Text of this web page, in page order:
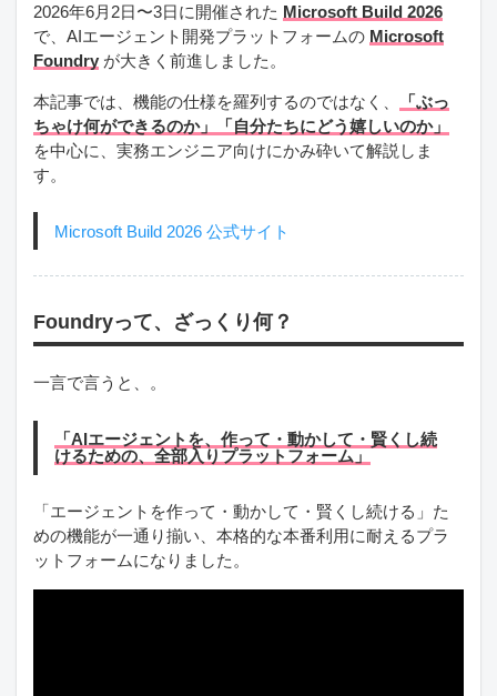
2026年6月2日〜3日に開催された Microsoft Build 2026
で、AIエージェント開発プラットフォームの Microsoft
Foundry が大きく前進しました。
本記事では、機能の仕様を羅列するのではなく、
「ぶっ
ちゃけ何ができるのか」「自分たちにどう嬉しいのか」
を中心に、実務エンジニア向けにかみ砕いて解説しま
す。
Microsoft Build 2026 公式サイト
Foundryって、ざっくり何？
一言で言うと、。
「AIエージェントを、作って・動かして・賢くし続
けるための、全部入りプラットフォーム」
「エージェントを作って・動かして・賢くし続ける」た
めの機能が一通り揃い、本格的な本番利用に耐えるプラ
ットフォームになりました。